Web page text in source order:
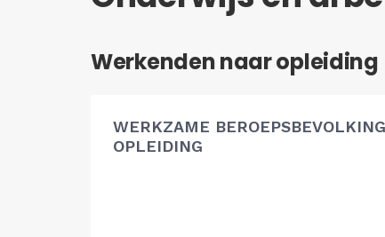
Werkenden naar opleiding
WERKZAME
OPLEIDING